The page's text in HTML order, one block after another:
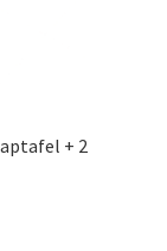
+ 2